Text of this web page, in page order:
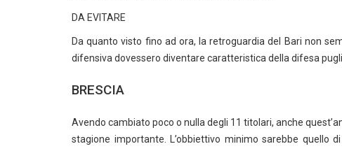
DA EVITARE
Da quanto visto fino ad ora, la retroguardia del Bari non
difensiva dovessero diventare caratteristica della difesa
BRESCIA
Avendo cambiato poco o nulla degli 11 titolari, anche
stagione importante. L’obbiettivo minimo sarebbe quello